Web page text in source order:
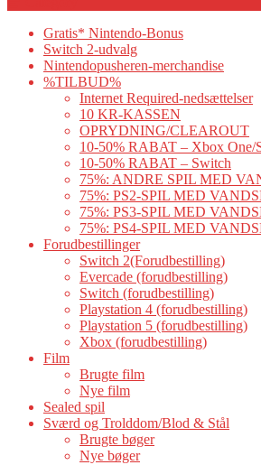
Gratis* Nintendo-Bonus
Switch 2-udvalg
Nintendopusheren-merchandise
%TILBUD%
Internet Required-nedsættelser
10 KR-KASSEN
OPRYDNING/CLEAROUT
10-50% RABAT – Xbox One/
10-50% RABAT – Switch
75%: ANDRE SPIL MED
75%: PS2-SPIL MED
75%: PS3-SPIL MED
75%: PS4-SPIL MED
Forudbestillinger
Switch 2(Forudbestilling)
Evercade (forudbestilling)
Switch (forudbestilling)
Playstation 4 (forudbestilling)
Playstation 5 (forudbestilling)
Xbox (forudbestilling)
Film
Brugte film
Nye film
Sealed spil
Sværd og Trolddom/Blod & Stål
Brugte bøger
Nye bøger